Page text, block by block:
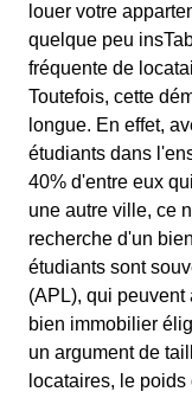
louer votre
quelque peu
fréquente de
Toutefois, cette
longue. En effet,
étudiants dans
40% d'entre eux
une autre ville, ce
recherche d'un
étudiants sont
(APL), qui peuvent
bien immobilier
un argument de
locataires, le